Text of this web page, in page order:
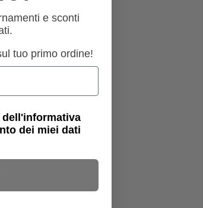
e sconti
tuo primo ordine!
dei miei dati